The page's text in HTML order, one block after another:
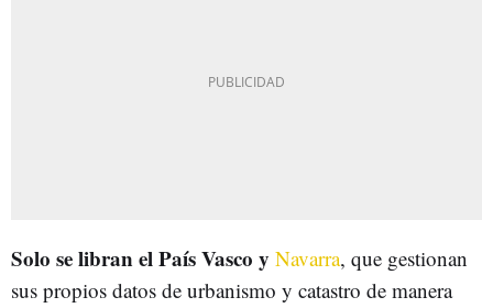
Solo se libran el País Vasco y Navarra, que gestionan
sus propios datos de urbanismo y catastro de manera